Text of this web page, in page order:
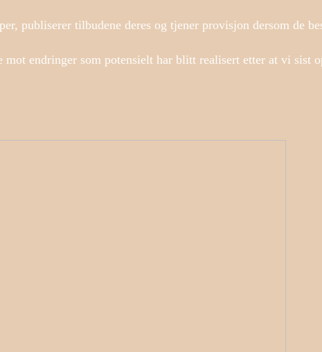
publiserer tilbudene deres og tjener provisjon dersom de
endringer som potensielt har blitt realisert etter at vi sist